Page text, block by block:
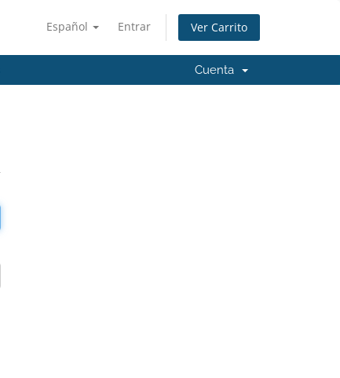
Español Entrar Ver Carrito
Cuenta